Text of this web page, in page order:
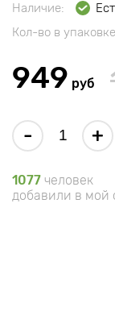
Наличие:
Кол-во в
949 руб
- +
1077 человек
добавили в мой